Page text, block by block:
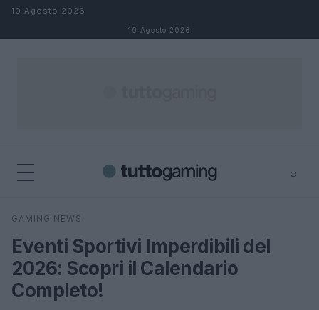
Salta al contenuto
10 Agosto 2026
10 Agosto 2026
⌕
Cerca
GAMING NEWS
Eventi Sportivi Imperdibili del
2026: Scopri il Calendario
Completo!